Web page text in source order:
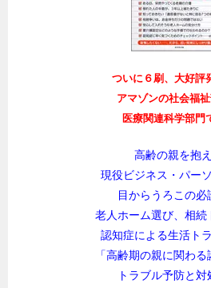
ついに６刷、大好評
アマゾンの社会福祉
医療関連科学部門
高齢の親を抱
現役ビジネス・パーソ
目からうろこの必
老人ホーム選び、相続
認知症による生活ト
「高齢期の親に関わ
トラブル予防と対